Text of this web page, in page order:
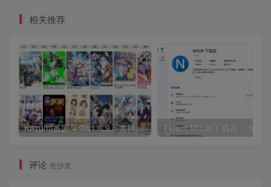
相关推荐
Kazumi番剧采集v1.6.9：支持自定义规则+在线观看+弹幕，跨平台下载 Fluent M3U8下载器，支持
评论 抢沙发